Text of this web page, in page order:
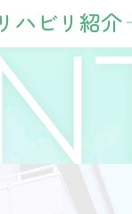
ハビリ紹介